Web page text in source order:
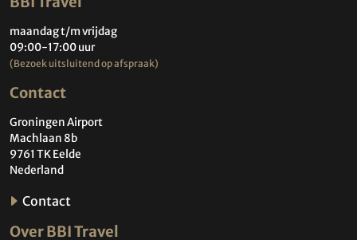
vanaf € 1163 per persoon
Bekijk prijsinformatie
BBI Travel volgen